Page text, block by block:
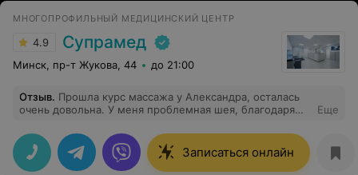
МНОГОПРОФИЛЬНЫЙ МЕДИЦИНСКИЙ ЦЕНТР
4.9 Супрамед
Минск, пр-т Жукова, 44 до 21:00
Отзыв. Прошла курс массажа у Александра, осталась
очень довольна. У меня проблемная шея, благодаря
прекрасный специалист, а также добрый и веселый
человек, уходила после массажа в хорошем
настроении. Спасибо большое
Еще
Записаться онлайн